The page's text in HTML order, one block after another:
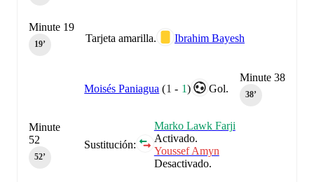
Tarjeta amarilla. Ibrahim Bayesh
Minute 19
19‎’‎
Minute 38
38‎’‎
Gol.
Moisés Paniagua (1 - 1)
Sustitución:
Marko Lawk Farji
Activado.
Youssef Amyn
Desactivado.
Minute
52
52‎’‎